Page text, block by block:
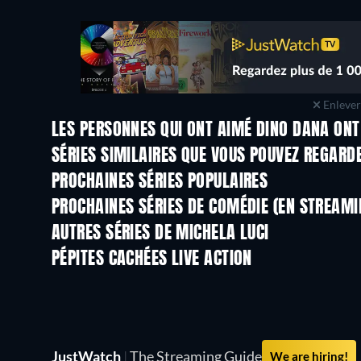
LES PERSONNES QUI ONT AIMÉ DINO DANA
SÉRIES SIMILAIRES QUE VOUS POUVEZ
Série Série
PROCHAINES SÉRIES POPULAIRES
Série
PROCHAINES SÉRIES DE COMÉDIE (EN
Saison 6 Saison 2
AUTRES SÉRIES DE MICHELA LUCI
Série
PÉPITES CACHÉES LIVE ACTION
JustWatch | The Streaming Guide We are hiring!